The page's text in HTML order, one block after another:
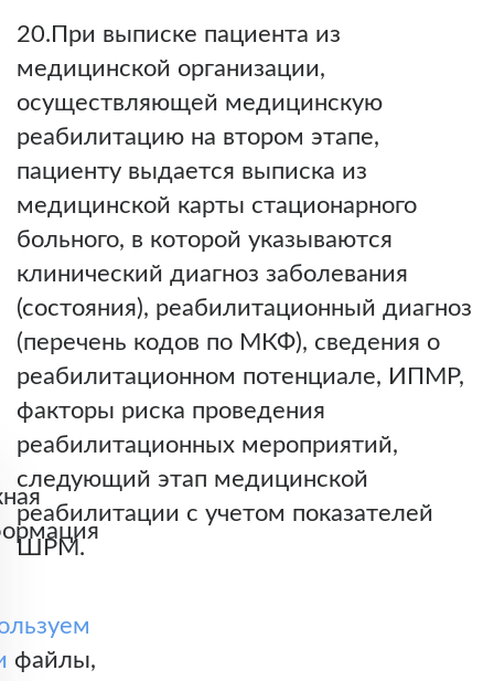
20.При выписке пациента из
медицинской организации,
осуществляющей медицинскую
реабилитацию на втором этапе,
пациенту выдается выписка из
медицинской карты стационарного
больного, в которой указываются
клинический диагноз заболевания
(состояния), реабилитационный диагноз
(перечень кодов по МКФ), сведения о
реабилитационном потенциале, ИПМР,
факторы риска проведения
реабилитационных мероприятий,
следующий этап медицинской
реабилитации с учетом показателей
ШРМ.
файлы,